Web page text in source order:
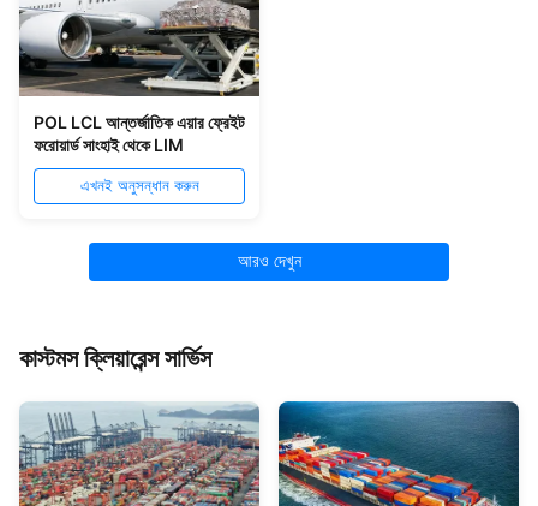
POL LCL আন্তর্জাতিক এয়ার ফ্রেইট
ফরোয়ার্ড সাংহাই থেকে LIM
এখনই অনুসন্ধান করুন
আরও দেখুন
কাস্টমস ক্লিয়ারেন্স সার্ভিস